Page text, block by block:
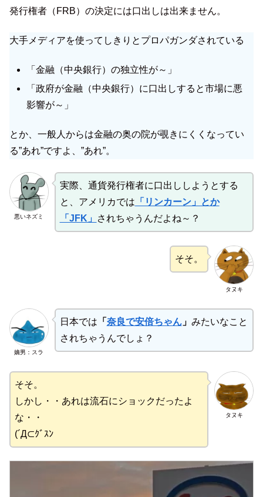
発行権者（FRB）の決定には口出しは出来ません。
大手メディアを使ってしきりとプロパガンダされている
「金融（中央銀行）の独立性が～」
「政府が金融（中央銀行）に口出しすると市場に悪
影響が～」
とか、一般人からは金融の奥の院が覗きにくくなってい
る”あれ”ですよ、”あれ”。
悪いネズミ
実際、通貨発行権者に口出ししようとする
と、アメリカでは 「リンカーン」とか
「JFK」 されちゃうんだよね～？
タヌキ
そそ。
嫡男：スラ
日本では 「 奈良で安倍ちゃん」 みたいなこと
されちゃうんでしょ？
タヌキ
そそ。
しかし・・あれは流石にショックだったよ
な・・
(´Д⊂ｸﾞｽﾝ